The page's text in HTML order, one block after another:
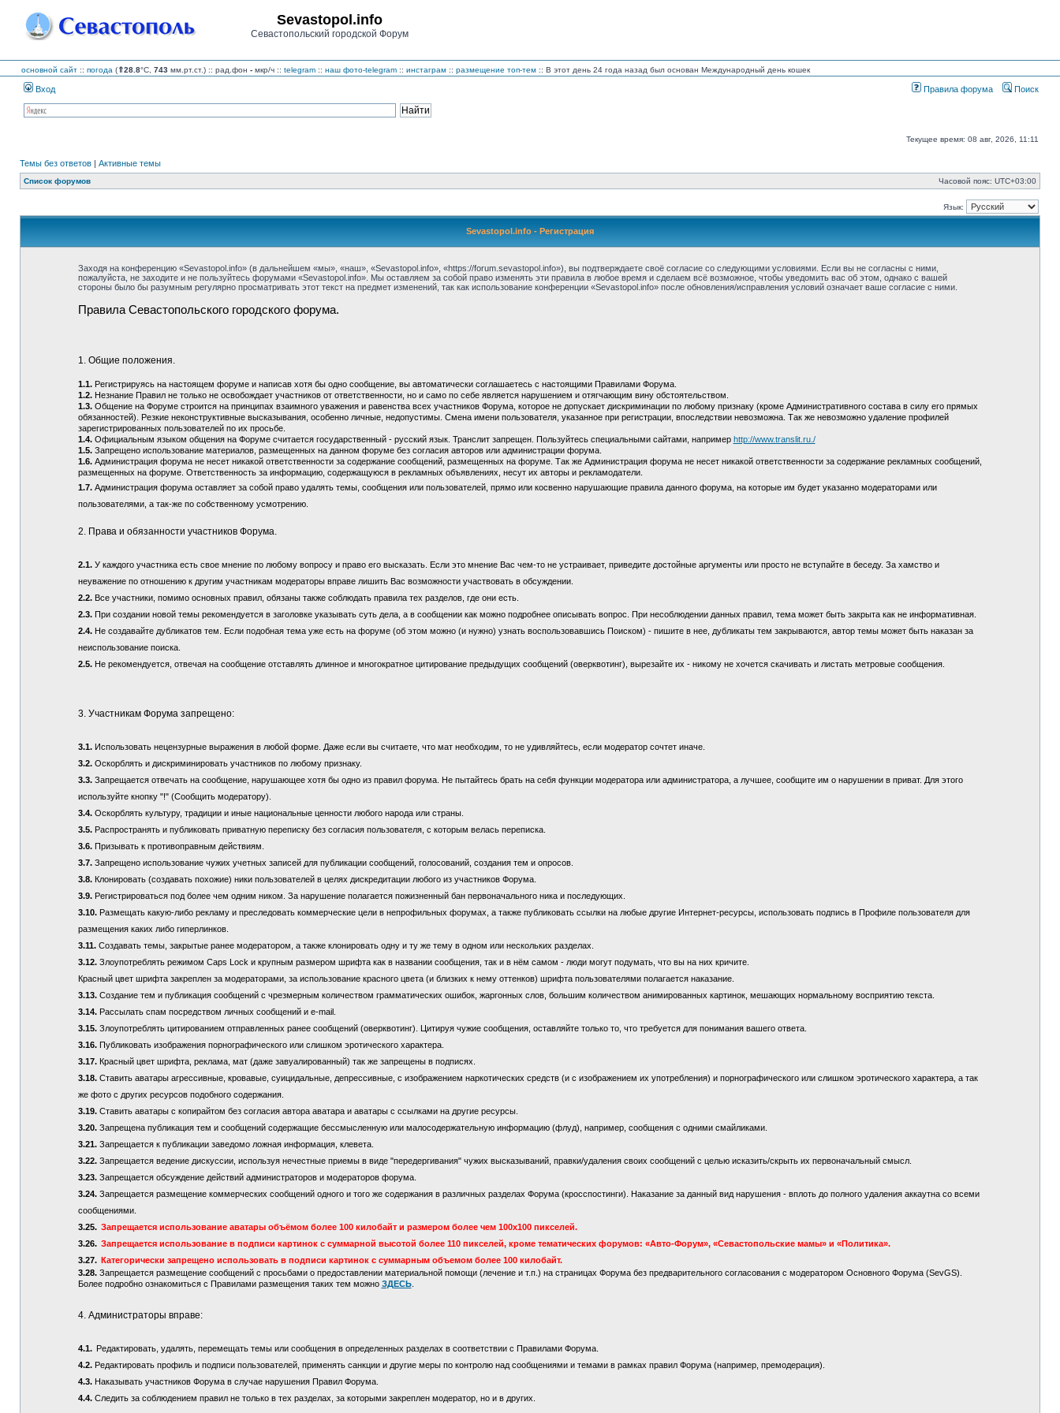
Sevastopol.info
Севастопольский городской Форум
основной сайт :: погода (⇑28.8°C, 743 мм.рт.ст.) :: рад.фон - мкр/ч :: telegram :: наш фото-telegram :: инстаграм :: размещение топ-тем :: В этот день 24 года назад был основан Международный день кошек
Вход Правила форума Поиск
Текущее время: 08 авг, 2026, 11:11
Темы без ответов | Активные темы
Список форумов Часовой пояс: UTC+03:00
Язык:
Sevastopol.info - Регистрация
Заходя на конференцию «Sevastopol.info» (в дальнейшем «мы», «наш», «Sevastopol.info», «https://forum.sevastopol.info»), вы подтверждаете своё согласие со следующими условиями. Если вы не согласны с ними,
пожалуйста, не заходите и не пользуйтесь форумами «Sevastopol.info». Мы оставляем за собой право изменять эти правила в любое время и сделаем всё возможное, чтобы уведомить вас об этом, однако с вашей
стороны было бы разумным регулярно просматривать этот текст на предмет изменений, так как использование конференции «Sevastopol.info» после обновления/исправления условий означает ваше согласие с ними.
Правила Севастопольского городского форума.
1. Общие положения.
1.1.Регистрируясь на настоящем форуме и написав хотя бы одно сообщение, вы автоматически соглашаетесь с настоящими Правилами Форума.
1.2.Незнание Правил не только не освобождает участников от ответственности, но и само по себе является нарушением и отягчающим вину обстоятельством.
1.3.Общение на Форуме строится на принципах взаимного уважения и равенства всех участников Форума, которое не допускает дискриминации по любому признаку (кроме Административного состава в силу его прямых
обязанностей). Резкие неконструктивные высказывания, особенно личные, недопустимы. Смена имени пользователя, указанное при регистрации, впоследствии невозможна. Так же невозможно удаление профилей
зарегистрированных пользователей по их просьбе.
1.4.Официальным языком общения на Форуме считается государственный - русский язык. Транслит запрещен. Пользуйтесь специальными сайтами, например http://www.translit.ru./
1.5.Запрещено использование материалов, размещенных на данном форуме без согласия авторов или администрации форума.
1.6. Администрация форума не несет никакой ответственности за содержание сообщений, размещенных на форуме. Так же Администрация форума не несет никакой ответственности за содержание рекламных сообщений,
размещенных на форуме. Ответственность за информацию, содержащуюся в рекламных объявлениях, несут их авторы и рекламодатели.
1.7. Администрация форума оставляет за собой право удалять темы, сообщения или пользователей, прямо или косвенно нарушающие правила данного форума, на которые им будет указанно модераторами или
пользователями, а так-же по собственному усмотрению.
2. Права и обязанности участников Форума.
2.1.У каждого участника есть свое мнение по любому вопросу и право его высказать. Если это мнение Вас чем-то не устраивает, приведите достойные аргументы или просто не вступайте в беседу. За хамство и
неуважение по отношению к другим участникам модераторы вправе лишить Вас возможности участвовать в обсуждении.
2.2.Все участники, помимо основных правил, обязаны также соблюдать правила тех разделов, где они есть.
2.3.При создании новой темы рекомендуется в заголовке указывать суть дела, а в сообщении как можно подробнее описывать вопрос. При несоблюдении данных правил, тема может быть закрыта как не информативная.
2.4.Не создавайте дубликатов тем. Если подобная тема уже есть на форуме (об этом можно (и нужно) узнать воспользовавшись Поиском) - пишите в нее, дубликаты тем закрываются, автор темы может быть наказан за
неиспользование поиска.
2.5.Не рекомендуется, отвечая на сообщение отставлять длинное и многократное цитирование предыдущих сообщений (оверквотинг), вырезайте их - никому не хочется скачивать и листать метровые сообщения.
3. Участникам Форума запрещено:
3.1.Использовать нецензурные выражения в любой форме. Даже если вы считаете, что мат необходим, то не удивляйтесь, если модератор сочтет иначе.
3.2.Оскорблять и дискриминировать участников по любому признаку.
3.3.Запрещается отвечать на сообщение, нарушающее хотя бы одно из правил форума. Не пытайтесь брать на себя функции модератора или администратора, а лучшее, сообщите им о нарушении в приват. Для этого
используйте кнопку "!" (Сообщить модератору).
3.4.Оскорблять культуру, традиции и иные национальные ценности любого народа или страны.
3.5.Распространять и публиковать приватную переписку без согласия пользователя, с которым велась переписка.
3.6.Призывать к противоправным действиям.
3.7.Запрещено использование чужих учетных записей для публикации сообщений, голосований, создания тем и опросов.
3.8.Клонировать (создавать похожие) ники пользователей в целях дискредитации любого из участников Форума.
3.9.Регистрироваться под более чем одним ником. За нарушение полагается пожизненный бан первоначального ника и последующих.
3.10.Размещать какую-либо рекламу и преследовать коммерческие цели в непрофильных форумах, а также публиковать ссылки на любые другие Интернет-ресурсы, использовать подпись в Профиле пользователя для
размещения каких либо гиперлинков.
3.11.Создавать темы, закрытые ранее модератором, а также клонировать одну и ту же тему в одном или нескольких разделах.
3.12.Злоупотреблять режимом Caps Lock и крупным размером шрифта как в названии сообщения, так и в нём самом - люди могут подумать, что вы на них кричите.
Красный цвет шрифта закреплен за модераторами, за использование красного цвета (и близких к нему оттенков) шрифта пользователями полагается наказание.
3.13.Создание тем и публикация сообщений с чрезмерным количеством грамматических ошибок, жаргонных слов, большим количеством анимированных картинок, мешающих нормальному восприятию текста.
3.14.Рассылать спам посредством личных сообщений и e-mail.
3.15.Злоупотреблять цитированием отправленных ранее сообщений (оверквотинг). Цитируя чужие сообщения, оставляйте только то, что требуется для понимания вашего ответа.
3.16.Публиковать изображения порнографического или слишком эротического характера.
3.17.Красный цвет шрифта, реклама, мат (даже завуалированный) так же запрещены в подписях.
3.18.Ставить аватары агрессивные, кровавые, суицидальные, депрессивные, с изображением наркотических средств (и с изображением их употребления) и порнографического или слишком эротического характера, а так
же фото с других ресурсов подобного содержания.
3.19.Ставить аватары с копирайтом без согласия автора аватара и аватары с ссылками на другие ресурсы.
3.20.Запрещена публикация тем и сообщений содержащие бессмысленную или малосодержательную информацию (флуд), например, сообщения с одними смайликами.
3.21.Запрещается к публикации заведомо ложная информация, клевета.
3.22.Запрещается ведение дискуссии, используя нечестные приемы в виде "передергивания" чужих высказываний, правки/удаления своих сообщений с целью исказить/скрыть их первоначальный смысл.
3.23.Запрещается обсуждение действий администраторов и модераторов форума.
3.24.Запрещается размещение коммерческих сообщений одного и того же содержания в различных разделах Форума (кросспостинги). Наказание за данный вид нарушения - вплоть до полного удаления аккаутна со всеми
сообщениями.
3.25. Запрещается использование аватары объёмом более 100 килобайт и размером более чем 100х100 пикселей.
3.26. Запрещается использование в подписи картинок с суммарной высотой более 110 пикселей, кроме тематических форумов: «Авто-Форум», «Севастопольские мамы» и «Политика».
3.27. Категорически запрещено использовать в подписи картинок с суммарным объемом более 100 килобайт.
3.28. Запрещается размещение сообщений с просьбами о предоставлении материальной помощи (лечение и т.п.) на страницах Форума без предварительного согласования с модератором Основного Форума (SevGS).
Более подробно ознакомиться с Правилами размещения таких тем можно ЗДЕСЬ.
4. Администраторы вправе:
4.1. Редактировать, удалять, перемещать темы или сообщения в определенных разделах в соответствии с Правилами Форума.
4.2.Редактировать профиль и подписи пользователей, применять санкции и другие меры по контролю над сообщениями и темами в рамках правил Форума (например, премодерация).
4.3.Наказывать участников Форума в случае нарушения Правил Форума.
4.4.Следить за соблюдением правил не только в тех разделах, за которыми закреплен модератор, но и в других.